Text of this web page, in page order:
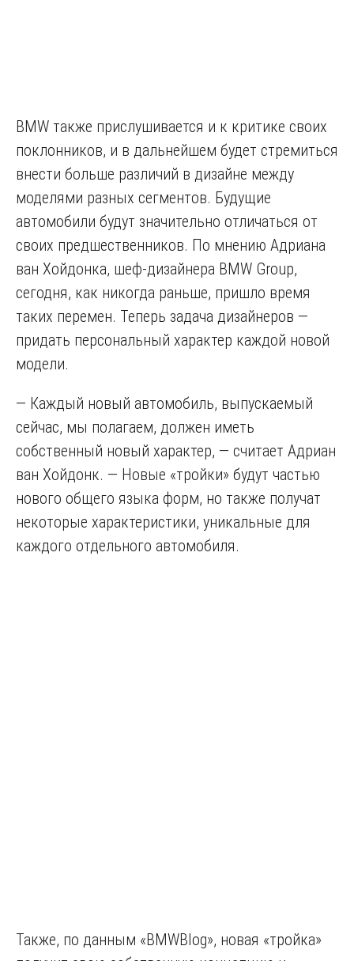
BMW также прислушивается и к критике своих
поклонников, и в дальнейшем будет стремиться
внести больше различий в дизайне между
моделями разных сегментов. Будущие
автомобили будут значительно отличаться от
своих предшественников. По мнению Адриана
ван Хойдонка, шеф-дизайнера BMW Group,
сегодня, как никогда раньше, пришло время
таких перемен. Теперь задача дизайнеров —
придать персональный характер каждой новой
модели.
— Каждый новый автомобиль, выпускаемый
сейчас, мы полагаем, должен иметь
собственный новый характер, — считает Адриан
ван Хойдонк. — Новые «тройки» будут частью
нового общего языка форм, но также получат
некоторые характеристики, уникальные для
каждого отдельного автомобиля.
Также, по данным «BMWBlog», новая «тройка»